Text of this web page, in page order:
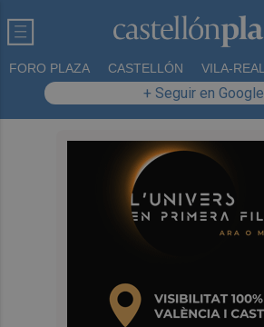
FORO PLAZA CASTELLÓN VILA-REAL
+ Seguir en Google